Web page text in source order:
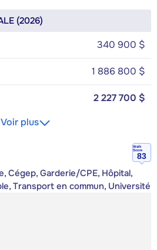
(2026)
340 900 $
1 886 800 $
2 227 700 $
Voir plus
Walk
Score
83
Cégep, Garderie/CPE, Hôpital,
Transport en commun, Université